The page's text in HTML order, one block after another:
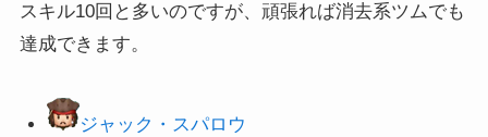
スキル10回と多いのですが、頑張れば消去系ツムでも
達成できます。
ジャック・スパロウ